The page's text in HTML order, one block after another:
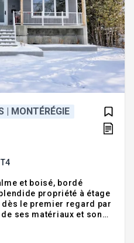
| MONTÉRÉGIE
et boisé, bordé
propriété à étage
le premier regard par
ses matériaux et son
possibilité d'en ajouter